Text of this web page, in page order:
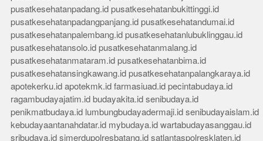
pusatkesehatanpadang.id pusatkesehatanbukittinggi.id
pusatkesehatanpadangpanjang.id pusatkesehatandumai.id
pusatkesehatanpalembang.id pusatkesehatanlubuklinggau.id
pusatkesehatansolo.id pusatkesehatanmalang.id
pusatkesehatanmataram.id pusatkesehatanbima.id
pusatkesehatansingkawang.id pusatkesehatanpalangkaraya.id
apotekerku.id apotekmk.id farmasiuad.id pecintabudaya.id
ragambudayajatim.id budayakita.id senibudaya.id
penikmatbudaya.id lumbungbudayadermaji.id senibudayaislam.id
kebudayaantanahdatar.id mybudaya.id wartabudayasanggau.id
sribudaya.id simerdupolresbatang.id satlantaspolresklaten.id